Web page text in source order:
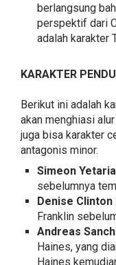
berlangsung
perspektif dari
adalah karakter
KARAKTER
Berikut ini adalah
akan menghiasi
juga bisa karakter
antagonis minor.
Simeon
sebelumnya
Denise Clinton
Franklin
Andreas
Haines, yang
Haines